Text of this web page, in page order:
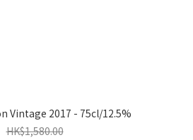
Vintage 2017 - 75cl/12.5%
HK$1,580.00